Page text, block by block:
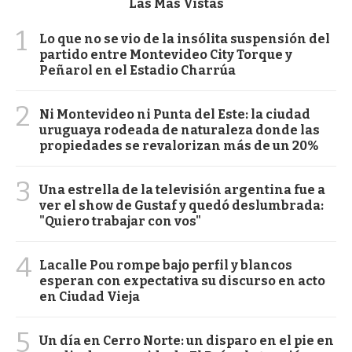
Las Más Vistas
1
Lo que no se vio de la insólita suspensión del
partido entre Montevideo City Torque y
Peñarol en el Estadio Charrúa
2
Ni Montevideo ni Punta del Este: la ciudad
uruguaya rodeada de naturaleza donde las
propiedades se revalorizan más de un 20%
3
Una estrella de la televisión argentina fue a
ver el show de Gustaf y quedó deslumbrada:
"Quiero trabajar con vos"
4 Lacalle Pou rompe bajo perfil y blancos
esperan con expectativa su discurso en acto
en Ciudad Vieja
5
Un día en Cerro Norte: un disparo en el pie en